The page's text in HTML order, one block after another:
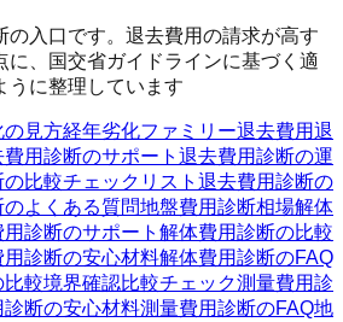
の入口です。退去費用の請求が高す
に、国交省ガイドラインに基づく適
うに整理しています
の見方経年劣化ファミリー退去費用退
費用診断のサポート 退去費用診断の運
比較チェックリスト 退去費用診断の
よくある質問地盤費用診断相場解体
診断のサポート 解体費用診断の比較
用診断の安心材料解体費用診断のFAQ
比較境界確認比較チェック測量費用診
診断の安心材料測量費用診断のFAQ地